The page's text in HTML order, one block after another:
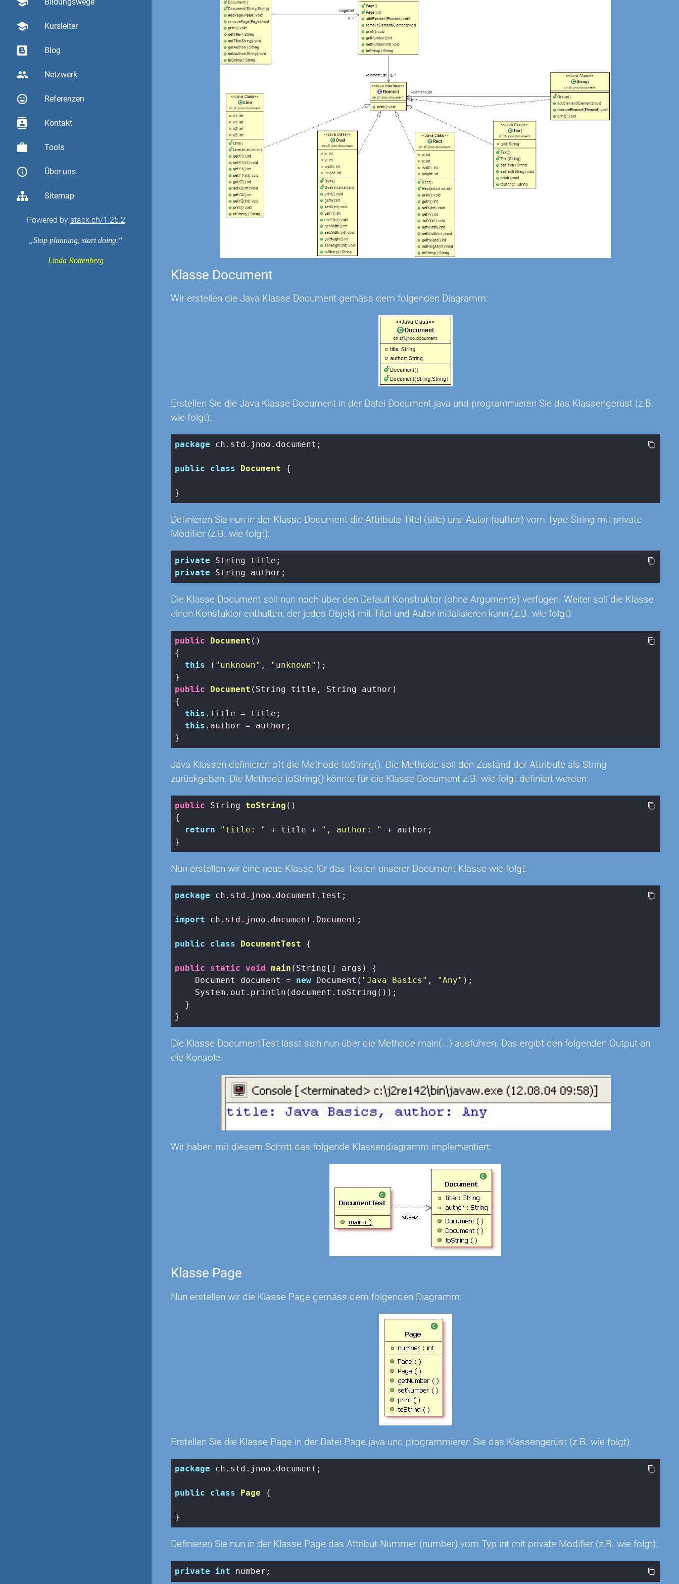
school Kursleiter
Blog
group Netzwerk
sentiment_very_satisfied Referenzen
contacts Kontakt
work Tools
info_outline Über uns
Sitemap
Powered by stack.ch/1.25.2
Stop planning, start doing.
Linda Rottenberg
Klasse Document
Wir erstellen die Java Klasse Document gemäss dem folgenden Diagramm:
Erstellen Sie die Java Klasse Document in der Datei Document.java und programmieren Sie das Klassengerüst (z.B.
wie folgt):
package ch.std.jnoo.document;
public class Document {
}
Definieren Sie nun in der Klasse Document die Attribute Titel (title) und Autor (author) vom Type String mit private
Modifier (z.B. wie folgt):
private
private String author;
Die Klasse Document soll nun noch über den Default Konstruktor (ohne Argumente) verfügen. Weiter soll die Klasse
einen Konstuktor enthalten, der jedes Objekt mit Titel und Autor initialisieren kann (z.B. wie folgt):
public Document ()
{
this ( "unknown" , "unknown" );
public
Document (String title, String author)
{
this .title = title;
this .author = author;
}
Java Klassen definieren oft die Methode toString(). Die Methode soll den Zustand der Attribute als String
zurückgeben. Die Methode toString() könnte für die Klasse Document z.B. wie folgt definiert werden:
public String toString ()
{
return
"title: " + title + ", author: "
+ author;
}
Nun erstellen wir eine neue Klasse für das Testen unserer Document Klasse wie folgt:
package ch.std.jnoo.document.test;
import ch.std.jnoo.document.Document;
public class DocumentTest {
public static void main (String[] args)
{
    Document document =
new Document( "Java Basics" , "Any" );
    System.out.println(document.toString());
  }
}
Die Klasse DocumentTest lässt sich nun über die Methode main(...) ausführen. Das ergibt den folgenden Output an
die Konsole:
Wir haben mit diesem Schritt das folgende Klassendiagramm implementiert:
Klasse Page
Nun erstellen wir die Klasse Page gemäss dem folgenden Diagramm:
Erstellen Sie die Klasse Page in der Datei Page.java und programmieren Sie das Klassengerüst (z.B. wie folgt):
package ch.std.jnoo.document;
public class Page {
}
Definieren Sie nun in der Klasse Page das Attribut Nummer (number) vom Typ int mit private Modifier (z.B. wie folgt):
private int number;